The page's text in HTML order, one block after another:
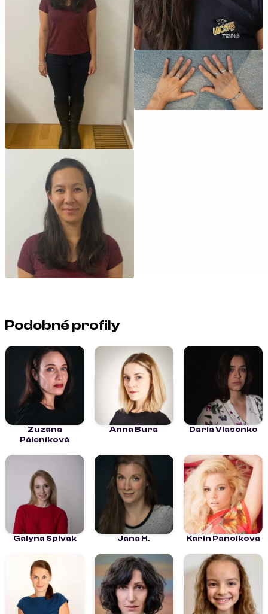
Podobné profily
Zuzana
Páleníková
Anna Bura Daria Vlasenko
Galyna Spivak Jana H. Karin Pancikova